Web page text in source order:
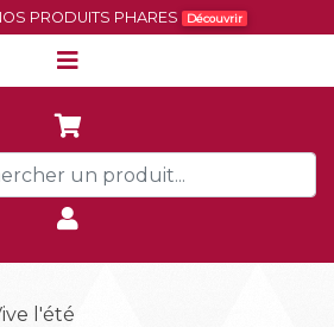
PRODUITS PHARES Découvrir
l'été